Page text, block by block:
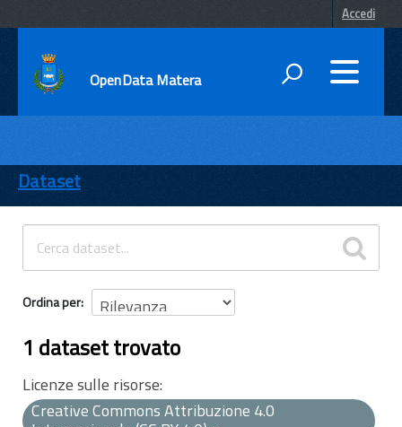
Accedi
OpenData Matera
ENTI
TEMI
INFORMAZIONI
Dataset
Ordina per
1 dataset trovato
Licenze sulle risorse:
Creative Commons Attribuzione 4.0